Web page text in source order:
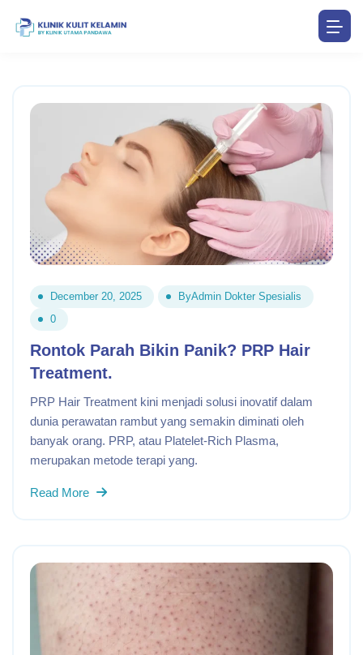
December 20, 2025 ByAdmin Dokter Spesialis
0
Rontok Parah Bikin Panik? PRP Hair
Treatment.
PRP Hair Treatment kini menjadi solusi inovatif dalam
dunia perawatan rambut yang semakin diminati oleh
banyak orang. PRP, atau Platelet-Rich Plasma,
merupakan metode terapi yang.
Read More